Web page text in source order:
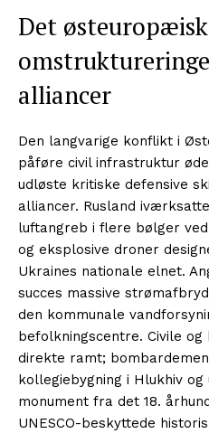
Det
alliancer
Den langvarige konflikt i
påføre civil infrastruktur
udløste kritiske defensive
alliancer. Rusland
luftangreb i flere bølger
og eksplosive droner
Ukraines nationale elnet.
succes massive
den kommunale
befolkningscentre. Civile
direkte ramt;
kollegiebygning i Hlukhiv
monument fra det 18.
UNESCO-beskyttede